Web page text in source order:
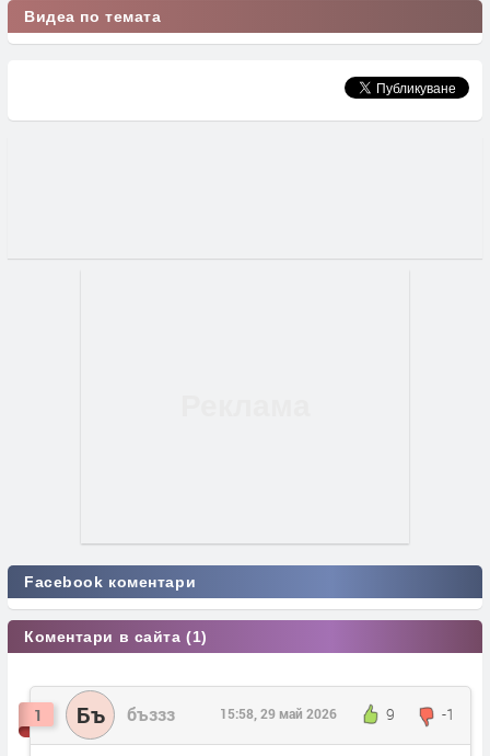
Видеа по темата
Facebook коментари
Коментари в сайта (1)
1 Бъ бъззз 9 -1
15:58, 29 май 2026